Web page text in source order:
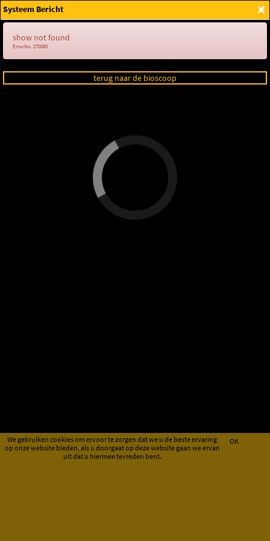
Login
We gebruiken cookies om ervoor te zorgen dat we u de beste ervaring
op onze website bieden, als u doorgaat op deze website gaan we ervan
uit dat u hiermee tevreden bent.
OK
×
Systeem Bericht
show not found
ErrorNo. 270083
terug naar de bioscoop